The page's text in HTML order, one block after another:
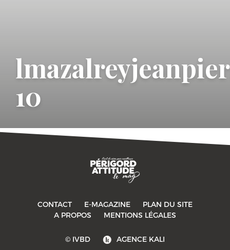
10
CONTACT E-MAGAZINE
PLAN DU SITE
A PROPOS
MENTIONS LÉGALES
© IVBD AGENCE KALI